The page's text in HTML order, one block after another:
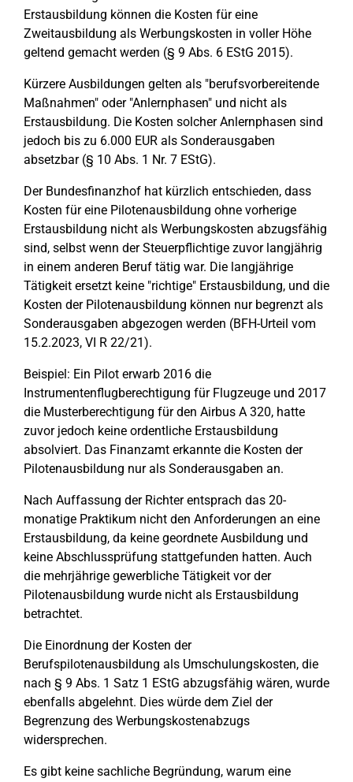
Erstausbildung können die Kosten für eine
Zweitausbildung als Werbungskosten in voller Höhe
geltend gemacht werden (§ 9 Abs. 6 EStG 2015).
Kürzere Ausbildungen gelten als "berufsvorbereitende
Maßnahmen" oder "Anlernphasen" und nicht als
Erstausbildung. Die Kosten solcher Anlernphasen sind
jedoch bis zu 6.000 EUR als Sonderausgaben
absetzbar (§ 10 Abs. 1 Nr. 7 EStG).
Der Bundesfinanzhof hat kürzlich entschieden, dass
Kosten für eine Pilotenausbildung ohne vorherige
Erstausbildung nicht als Werbungskosten abzugsfähig
sind, selbst wenn der Steuerpflichtige zuvor langjährig
in einem anderen Beruf tätig war. Die langjährige
Tätigkeit ersetzt keine "richtige" Erstausbildung, und die
Kosten der Pilotenausbildung können nur begrenzt als
Sonderausgaben abgezogen werden (BFH-Urteil vom
15.2.2023, VI R 22/21).
Beispiel: Ein Pilot erwarb 2016 die
Instrumentenflugberechtigung für Flugzeuge und 2017
die Musterberechtigung für den Airbus A 320, hatte
zuvor jedoch keine ordentliche Erstausbildung
absolviert. Das Finanzamt erkannte die Kosten der
Pilotenausbildung nur als Sonderausgaben an.
Nach Auffassung der Richter entsprach das 20-
monatige Praktikum nicht den Anforderungen an eine
Erstausbildung, da keine geordnete Ausbildung und
keine Abschlussprüfung stattgefunden hatten. Auch
die mehrjährige gewerbliche Tätigkeit vor der
Pilotenausbildung wurde nicht als Erstausbildung
betrachtet.
Die Einordnung der Kosten der
Berufspilotenausbildung als Umschulungskosten, die
nach § 9 Abs. 1 Satz 1 EStG abzugsfähig wären, wurde
ebenfalls abgelehnt. Dies würde dem Ziel der
Begrenzung des Werbungskostenabzugs
widersprechen.
Es gibt keine sachliche Begründung, warum eine